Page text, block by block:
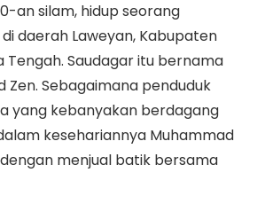
an silam, hidup seorang
daerah Laweyan, Kabupaten
Tengah. Saudagar itu bernama
Zen. Sebagaimana penduduk
yang kebanyakan berdagang
kesehariannya Muhammad
menjual batik bersama